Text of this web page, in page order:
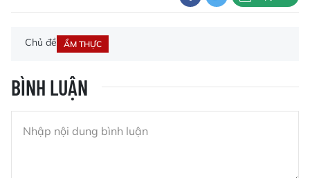
Chủ đề ẨM THỰC
BÌNH LUẬN